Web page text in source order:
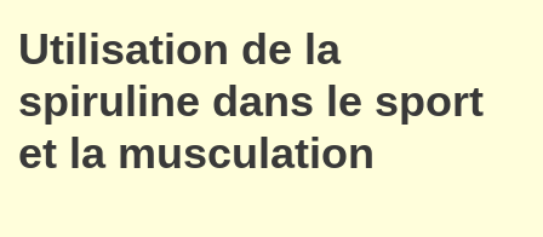
Utilisation de la
spiruline dans le sport
et la musculation